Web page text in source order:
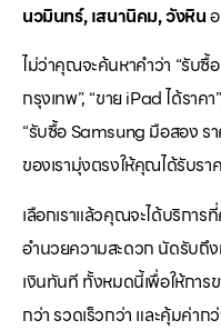
นวมินทร์, เสนานิคม, วังหิน
ไม่ว่าคุณจะค้นหาคำว่า “รับซื้
กรุงเทพ”, “ขาย iPad ได้ราค
“รับซื้อ Samsung มือสอง ร
ของเรามุ่งตรงให้คุณได้รับร
เลือกเราแล้วคุณจะได้บริกา
อำนวยความสะดวก นัดรับถึ
เงินทันที ทั้งหมดนี้เพื่อให้กา
กว่า รวดเร็วกว่า และคุ้มค่าก